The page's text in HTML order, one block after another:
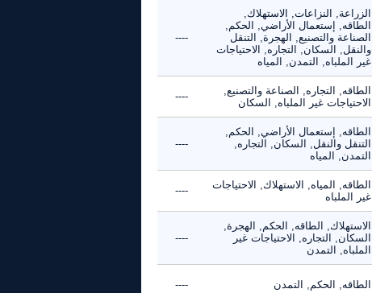
الزراعة, النزاعات, الاستهلاك,
الطاقه, إستعمال الأراضي, الحكم,
الصناعة والتصنيع, الهجرة, التنقل
والنقل, السكان, التجاره, الاحتياجات
غير الملباه, التمدن, المياه
----
الطاقه, التجاره, الصناعة والتصنيع,
الاحتياجات غير الملباه, السكان
----
الطاقه, إستعمال الأراضي, الحكم,
التنقل والنقل, السكان, التجاره,
التمدن, المياه
----
الطاقه, المياه, الاستهلاك, الاحتياجات
غير الملباه
----
الاستهلاك, الطاقه, الحكم, الهجرة,
السكان, التجاره, الاحتياجات غير
الملباه, التمدن
----
الطاقه, الحكم, التمدن ----